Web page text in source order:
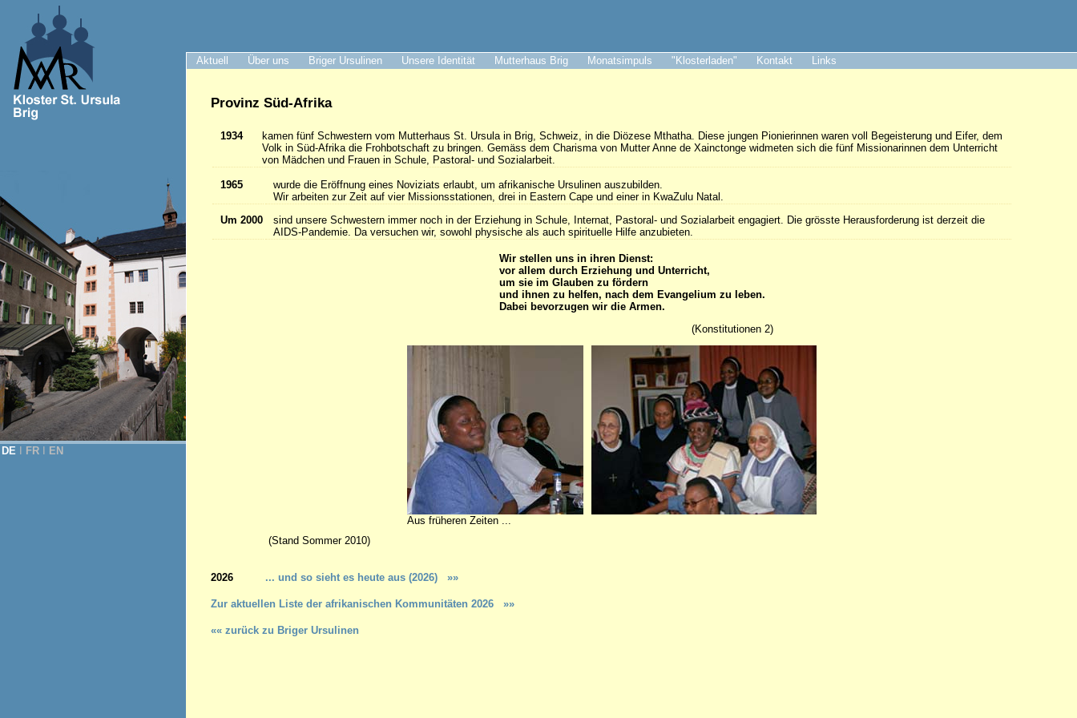
Aktuell Über uns Briger Ursulinen Unsere Identität Mutterhaus Brig Monatsimpuls "Klosterladen" Kontakt Links
DE FR EN
Provinz Süd-Afrika
1934
kamen fünf Schwestern vom Mutterhaus St. Ursula in Brig, Schweiz, in die Diözese Mthatha. Diese jungen Pionierinnen waren voll Begeisterung und Eifer, dem
Volk in Süd-Afrika die Frohbotschaft zu bringen. Gemäss dem Charisma von Mutter Anne de Xainctonge widmeten sich die fünf Missionarinnen dem Unterricht
von Mädchen und Frauen in Schule, Pastoral- und Sozialarbeit.
1965
wurde die Eröffnung eines Noviziats erlaubt, um afrikanische Ursulinen auszubilden.
Wir arbeiten zur Zeit auf vier Missionsstationen, drei in Eastern Cape und einer in KwaZulu Natal.
Um 2000
sind unsere Schwestern immer noch in der Erziehung in Schule, Internat, Pastoral- und Sozialarbeit engagiert. Die grösste Herausforderung ist derzeit die
AIDS-Pandemie. Da versuchen wir, sowohl physische als auch spirituelle Hilfe anzubieten.
Wir stellen uns in ihren Dienst:
vor allem durch Erziehung und Unterricht,
um sie im Glauben zu fördern
und ihnen zu helfen, nach dem Evangelium zu leben.
Dabei bevorzugen wir die Armen.
(Konstitutionen 2)
Aus früheren Zeiten ...
(Stand Sommer 2010)
2026 ... und so sieht es heute aus (2026) »»
Zur aktuellen Liste der afrikanischen Kommunitäten 2026 »»
«« zurück zu Briger Ursulinen